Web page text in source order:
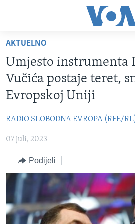
glavni
sadržaj
Pređi
glavnu
Idi
na
pretragu
VIDEO
FOTOGRAFIJE DANA
SJEDINJENE AMERIČKE DRŽAVE
BOSNA I HERCEGOVINA
SVIJET
NAUKA I TEHNOLOGIJA
SPECIJALNI PROJEKTI
KORUPCIJA
SLOBODA MEDIJA
ŽENSKA STRANA
IZBJEGLIČKA STRANA
AKTUELNO
Umjesto instrumenta
Vučića postaje teret,
Evropskoj Uniji
RADIO SLOBODNA EVROPA (RFE/RL)
07 juli, 2023
Podijeli